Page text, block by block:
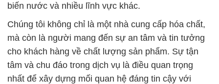
tâm và chu đáo trong dịch vụ là điều quan trọng
nhất để xây dựng mối quan hệ đáng tin cậy với
khách hàng. Chúng tôi hy vọng trở thành đối tác
đáng tin cậy của bạn trong ngành công nghiệp thủy
tinh.
Sứ mệnh của chúng tôi là cung cấp những sản